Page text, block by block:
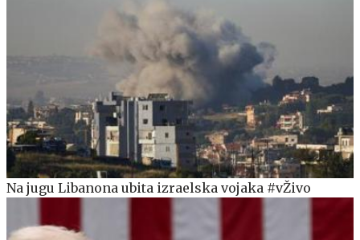
Na jugu Libanona ubita izraelska vojaka #vŽivo